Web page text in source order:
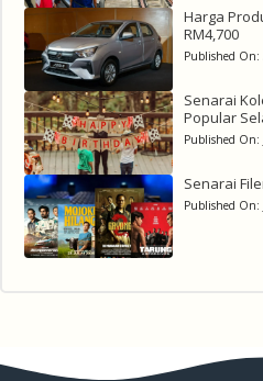
Harga
RM4,700
Published On:
Senarai
Popular
Published On:
Senarai
Published On: